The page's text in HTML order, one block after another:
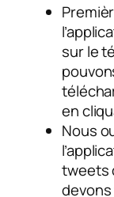
sur le
en
Nous
tweets